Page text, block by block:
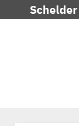
Schelder